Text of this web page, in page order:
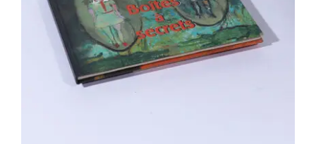
Zwy Milshtein – Boîte à secrets